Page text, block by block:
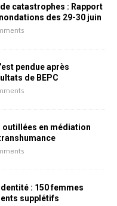
catastrophes : Rapport
des 29-30 juin
pendue après
de BEPC
outillées en médiation
: 150 femmes
supplétifs